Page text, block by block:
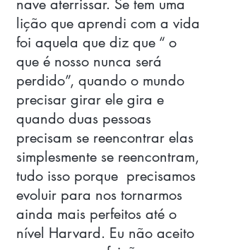
nave aterrissar. Se tem uma
lição que aprendi com a vida
foi aquela que diz que “ o
que é nosso nunca será
perdido”, quando o mundo
precisar girar ele gira e
quando duas pessoas
precisam se reencontrar elas
simplesmente se reencontram,
tudo isso porque  precisamos
evoluir para nos tornarmos
ainda mais perfeitos até o
nível Harvard. Eu não aceito